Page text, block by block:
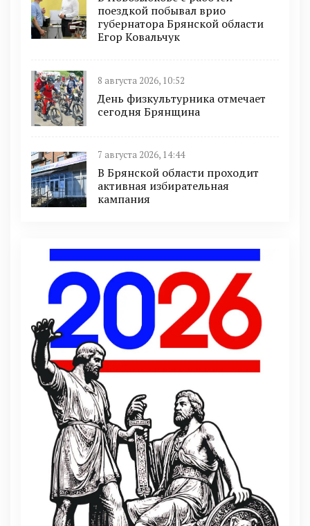
поездкой побывал врио
губернатора Брянской области
Егор Ковальчук
8 августа 2026, 10:52
День физкультурника отмечает
сегодня Брянщина
7 августа 2026, 14:44
В Брянской области проходит
активная избирательная
кампания